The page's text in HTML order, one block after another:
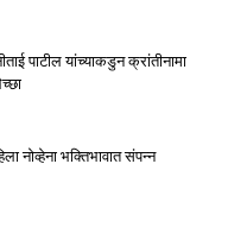
पाटील यांच्याकडुन क्रांतीनामा
नोव्हेना भक्तिभावात संपन्न